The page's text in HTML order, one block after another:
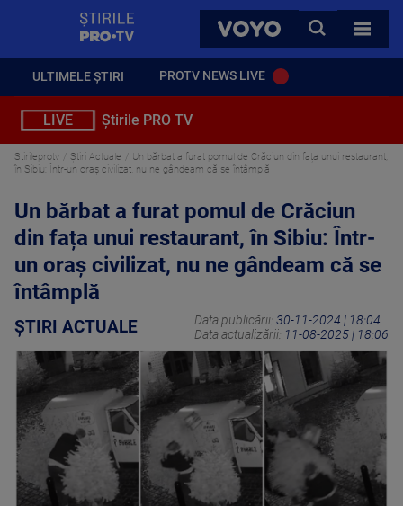
VOYO
CAUTA
TOATE
ULTIMELE ȘTIRI PROTV NEWS LIVE
LIVE Știrile PRO TV
Stirileprotv Știri Actuale
Un bărbat a furat pomul de Crăciun din fața unui restaurant,
în Sibiu: Într-un oraș civilizat, nu ne gândeam că se întâmplă
Un bărbat a furat pomul de Crăciun
din fața unui restaurant, în Sibiu: Într-
un oraș civilizat, nu ne gândeam că se
întâmplă
ȘTIRI ACTUALE Data publicării: 30-11-2024 | 18:04
Data actualizării: 11-08-2025 | 18:06